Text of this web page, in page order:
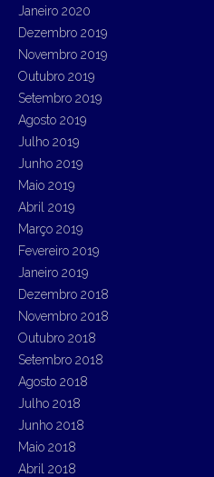
Janeiro 2020
Dezembro 2019
Novembro 2019
Outubro 2019
Setembro 2019
Agosto 2019
Julho 2019
Junho 2019
Maio 2019
Abril 2019
Março 2019
Fevereiro 2019
Janeiro 2019
Dezembro 2018
Novembro 2018
Outubro 2018
Setembro 2018
Agosto 2018
Julho 2018
Junho 2018
Maio 2018
Abril 2018